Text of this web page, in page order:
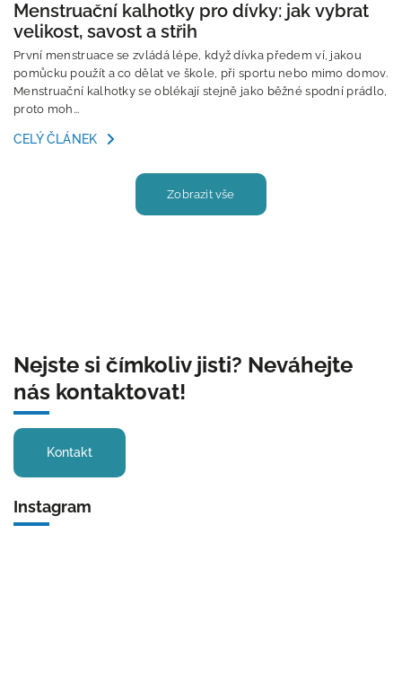
Menstruační kalhotky pro dívky: jak vybrat
velikost, savost a střih
První menstruace se zvládá lépe, když dívka předem ví, jakou
pomůcku použít a co dělat ve škole, při sportu nebo mimo domov.
Menstruační kalhotky se oblékají stejně jako běžné spodní prádlo,
proto moh...
CELÝ ČLÁNEK
Zobrazit vše
Nejste si čímkoliv jisti? Neváhejte
nás kontaktovat!
Kontakt
Instagram